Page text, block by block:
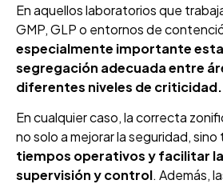
En aquellos laboratorios que
GMP, GLP o entornos de
especialmente importante
segregación adecuada entre
diferentes niveles de criticidad.
En cualquier caso, la correcta
no solo a mejorar la seguridad, sino
tiempos operativos y facilitar
supervisión y control. Además,